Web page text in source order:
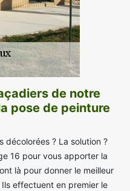
de notre
pose de peinture
décolorées ? La solution ?
16 pour vous apporter la
là pour donner le meilleur
effectuent en premier le